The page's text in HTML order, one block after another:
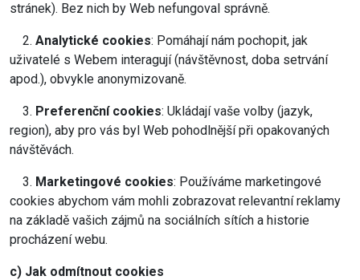
stránek). Bez nich by Web nefungoval správně.
2. Analytické cookies: Pomáhají nám pochopit, jak
uživatelé s Webem interagují (návštěvnost, doba setrvání
apod.), obvykle anonymizovaně.
3. Preferenční cookies: Ukládají vaše volby (jazyk,
region), aby pro vás byl Web pohodlnější při opakovaných
návštěvách.
3. Marketingové cookies: Používáme marketingové
cookies abychom vám mohli zobrazovat relevantní reklamy
na základě vašich zájmů na sociálních sítích a historie
procházení webu.
c) Jak odmítnout cookies